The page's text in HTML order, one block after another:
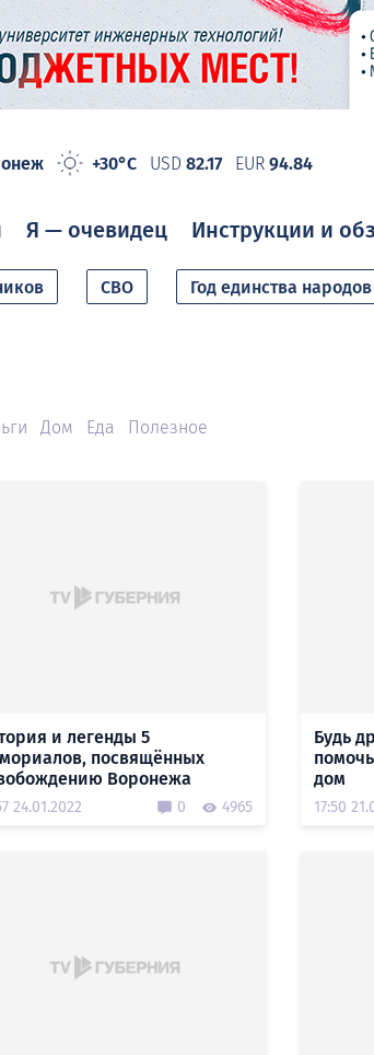
+30°C USD 82.17 EUR 94.84
Я — очевидец Инструкции и
СВО Год единства
Дом Еда Полезное
и легенды 5
посвящённых
Воронежа
24.01.2022 0 4965
Будь
дом
17:50